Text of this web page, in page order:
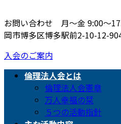
お問い合わせ 月〜金 9:00〜
岡市博多区博多駅前2-10-12-
入会のご案内
倫理法人会とは
倫理法人会憲章
万人幸福の栞
５つの活動指針